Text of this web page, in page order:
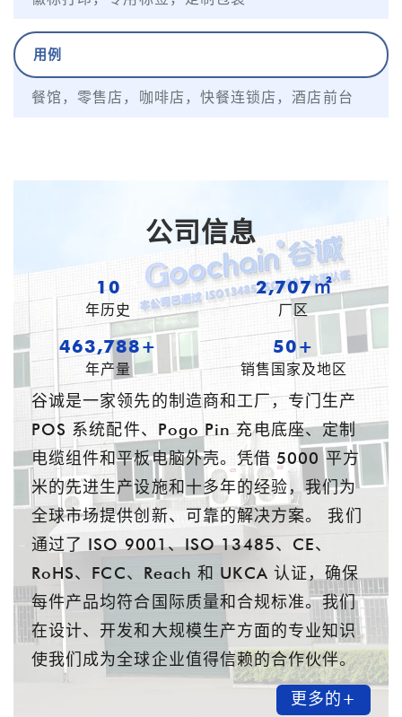
用例
餐馆，零售店，咖啡店，快餐连锁店，酒店前台
公司信息
10
年历史
3,531㎡
厂区
605,057+
年产量
54+
销售国家及地区
谷诚是一家领先的制造商和工厂，专门生产
POS 系统配件、Pogo Pin 充电底座、定制
电缆组件和平板电脑外壳。凭借 5000 平方
米的先进生产设施和十多年的经验，我们为
全球市场提供创新、可靠的解决方案。 我们
通过了 ISO 9001、ISO 13485、CE、
RoHS、FCC、Reach 和 UKCA 认证，确保
每件产品均符合国际质量和合规标准。我们
在设计、开发和大规模生产方面的专业知识
使我们成为全球企业值得信赖的合作伙伴。
更多的+